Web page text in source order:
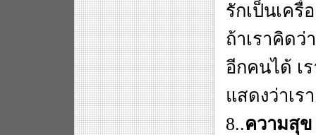
รักเป็นเครื่
ถ้าเราคิดว่
อีกคนได้ เ
แสดงว่าเร
8..ความสุ